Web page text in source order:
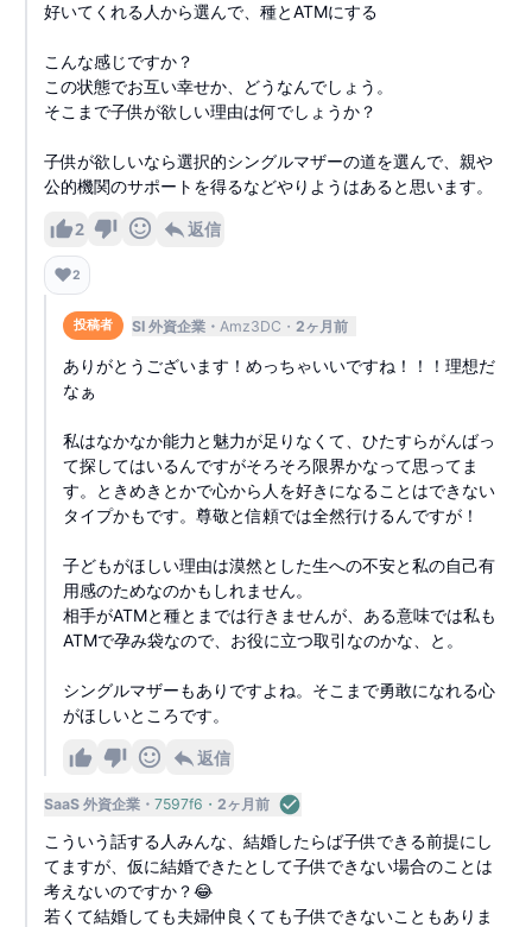
好いてくれる人から選んで、種とATMにする
こんな感じですか？
この状態でお互い幸せか、どうなんでしょう。
そこまで子供が欲しい理由は何でしょうか？
子供が欲しいなら選択的シングルマザーの道を選んで、親や
公的機関のサポートを得るなどやりようはあると思います。
2 返信
❤️2
投稿者 SI 外資企業 Amz3DC 2ヶ月前
ありがとうございます！めっちゃいいですね！！！理想だ
なぁ
私はなかなか能力と魅力が足りなくて、ひたすらがんばっ
て探してはいるんですがそろそろ限界かなって思ってま
す。ときめきとかで心から人を好きになることはできない
タイプかもです。尊敬と信頼では全然行けるんですが！
子どもがほしい理由は漠然とした生への不安と私の自己有
用感のためなのかもしれません。
相手がATMと種とまでは行きませんが、ある意味では私も
ATMで孕み袋なので、お役に立つ取引なのかな、と。
シングルマザーもありですよね。そこまで勇敢になれる心
がほしいところです。
返信
SaaS 外資企業 7597f6 2ヶ月前
こういう話する人みんな、結婚したらば子供できる前提にし
てますが、仮に結婚できたとして子供できない場合のことは
考えないのですか？😂
若くて結婚しても夫婦仲良くても子供できないこともありま